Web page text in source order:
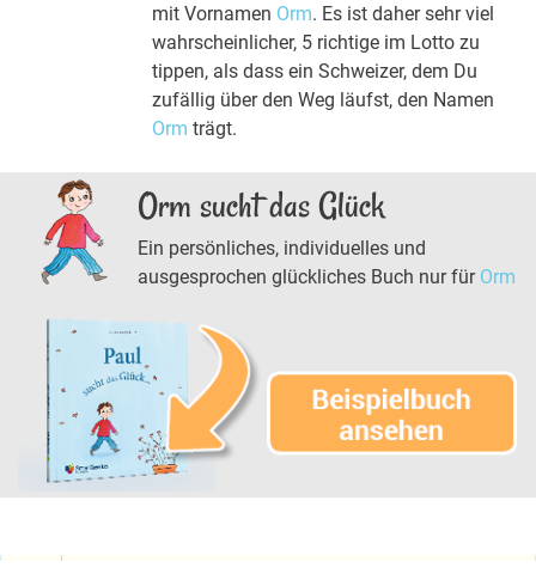
mit Vornamen Orm. Es ist daher sehr viel
wahrscheinlicher, 5 richtige im Lotto zu
tippen, als dass ein Schweizer, dem Du
zufällig über den Weg läufst, den Namen
Orm trägt.
Orm sucht das Glück
Ein persönliches, individuelles und
ausgesprochen glückliches Buch nur für Orm